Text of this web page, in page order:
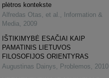
plėtros kontekste
Alfredas Otas, et al. ,
Information &
Media, 2009
IŠTIKIMYBĖ ESAČIAI KAIP
PAMATINIS LIETUVOS
FILOSOFIJOS ORIENTYRAS
Augustinas Dainys, Problemos, 2010